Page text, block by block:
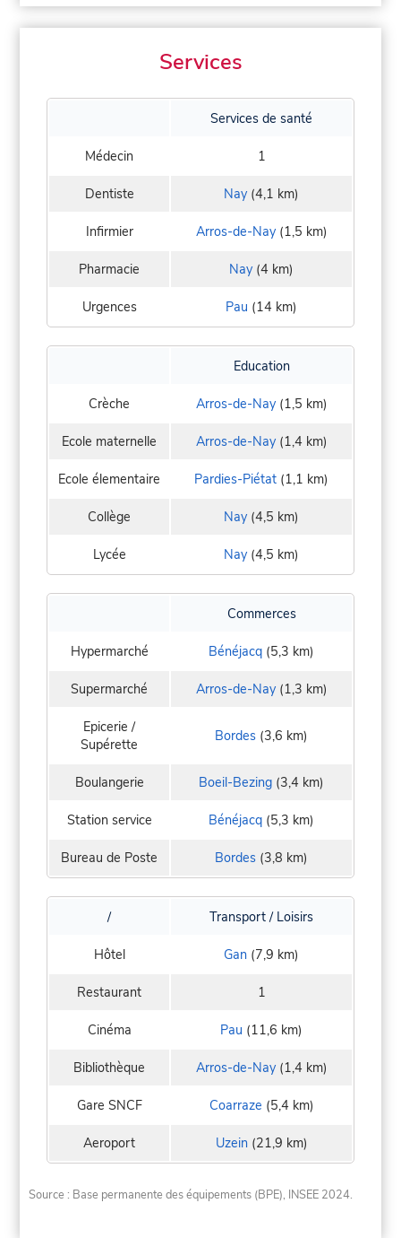
Services
Services de santé
Médecin 1
Dentiste Nay (4,1 km)
Infirmier Arros-de-Nay(1,5 km)
Pharmacie Nay (4 km)
Urgences Pau (14 km)
Education
Crèche Arros-de-Nay(1,5 km)
Ecole maternelle Arros-de-Nay(1,4 km)
Ecole élementaire Pardies-Piétat (1,1 km)
Collège Nay (4,5 km)
Lycée Nay (4,5 km)
Commerces
Hypermarché Bénéjacq (5,3 km)
Supermarché Arros-de-Nay(1,3 km)
Epicerie /
Supérette
Bordes (3,6 km)
Boulangerie Boeil-Bezing (3,4 km)
Station service Bénéjacq (5,3 km)
Bureau de Poste Bordes (3,8 km)
/ Transport / Loisirs
Hôtel Gan (7,9 km)
Restaurant 1
Cinéma Pau (11,6 km)
Bibliothèque Arros-de-Nay(1,4 km)
Gare SNCF Coarraze (5,4 km)
Aeroport Uzein(21,9 km)
Source : Base permanente des équipements (BPE), INSEE 2024.